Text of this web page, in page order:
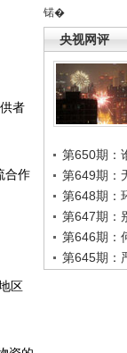
锘�
央视网评
第650期：
第649期：
第648期：
第647期：
第646期：
第645期：
者
合作
区